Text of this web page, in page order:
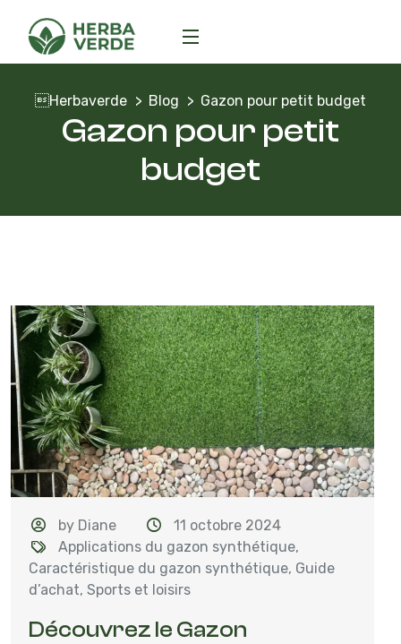
Herbaverde Blog Gazon pour petit budget
Gazon pour petit
budget
by Diane
11 octobre 2024
Applications du gazon synthétique,
Caractéristique du gazon synthétique, Guide
d’achat, Sports et loisirs
Découvrez le Gazon